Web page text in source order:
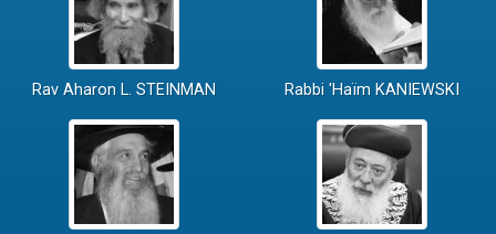
Rav Aharon L. STEINMAN Rabbi 'Haïm KANIEWSKI